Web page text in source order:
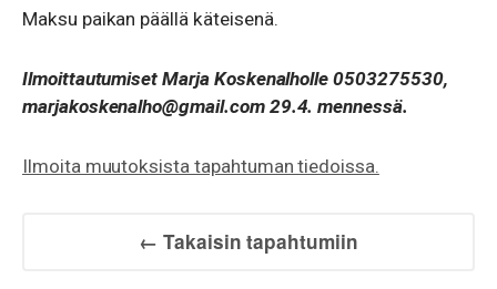
Maksu paikan päällä käteisenä.
Ilmoittautumiset Marja Koskenalholle 0503275530,
marjakoskenalho@gmail.com 29.4. mennessä.
Ilmoita muutoksista tapahtuman tiedoissa.
← Takaisin tapahtumiin